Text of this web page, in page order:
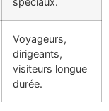
Voyageurs,
dirigeants,
visiteurs longue
durée.